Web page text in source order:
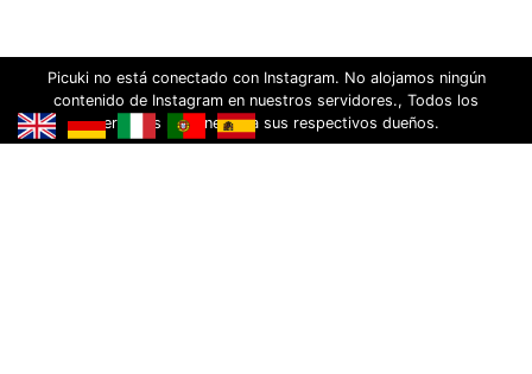
Picuki no está conectado con Instagram. No alojamos ningún
contenido de Instagram en nuestros servidores., Todos los
derechos pertenecen a sus respectivos dueños.